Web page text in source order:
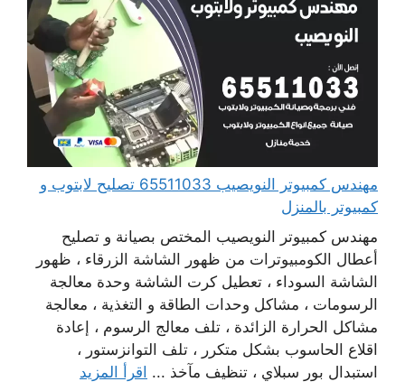
مهندس كمبيوتر النويصيب 65511033 تصليح لابتوب و
كمبيوتر بالمنزل
مهندس كمبيوتر النويصيب المختص بصيانة و تصليح
أعطال الكومبيوترات من ظهور الشاشة الزرقاء ، ظهور
الشاشة السوداء ، تعطيل كرت الشاشة وحدة معالجة
الرسومات ، مشاكل وحدات الطاقة و التغذية ، معالجة
مشاكل الحرارة الزائدة ، تلف معالج الرسوم ، إعادة
اقلاع الحاسوب بشكل متكرر ، تلف التوانزستور ،
استبدال بور سبلاي ، تنظيف مآخذ ... اقرأ المزيد